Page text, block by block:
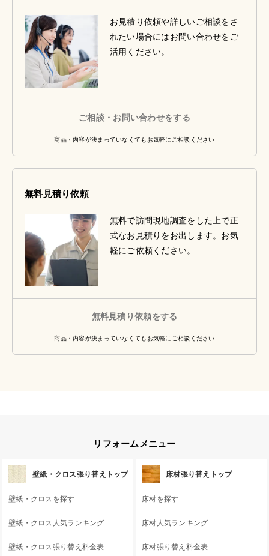
お見積り依頼や詳しいご相談をさ
れたい場合にはお問い合わせをご
活用ください。
ご相談・お問い合わせをする
商品・内容が決まっていなくてもお気軽にご相談ください
無料見積り依頼
無料で訪問現地調査をした上で正
式なお見積りをお出します。お気
軽にご依頼ください。
無料見積り依頼をする
商品・内容が決まっていなくてもお気軽にご相談ください
リフォームメニュー
壁紙・クロス張り替えトップ
壁紙・クロスを探す
壁紙・クロス人気ランキング
壁紙・クロス張り替え料金表
床材張り替えトップ
床材を探す
床材人気ランキング
床材張り替え料金表